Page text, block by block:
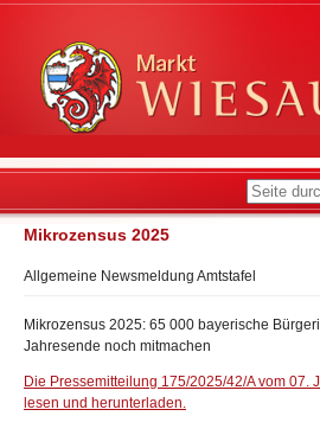
Mikrozensus 2025
Allgemeine Newsmeldung Amtstafel
Mikrozensus 2025: 65 000 bayerische
Jahresende noch mitmachen
Die Pressemitteilung 175/2025/42/A vom 07.
lesen und herunterladen.